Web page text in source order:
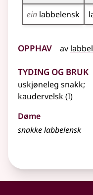
ein labbelensk
Opphav av
Tyding og bruk
uskjøneleg snakk;
kaudervelsk(1
I)
Døme
snakke labbelensk